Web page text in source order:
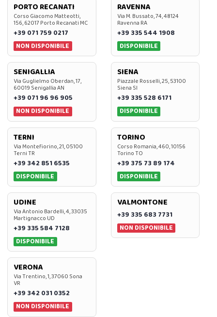
PORTO RECANATI
Corso Giacomo Matteotti,
156, 62017 Porto Recanati MC
+39 071 759 0217
NON DISPONIBILE
RAVENNA
Via M. Bussato, 74, 48124
Ravenna RA
+39 335 544 1908
DISPONIBILE
SENIGALLIA
Via Guglielmo Oberdan, 17,
60019 Senigallia AN
+39 071 96 96 905
NON DISPONIBILE
SIENA
Piazzale Rosselli, 25, 53100
Siena SI
+39 335 528 6171
DISPONIBILE
TERNI
Via Montefiorino, 21, 05100
Terni TR
+39 342 851 6535
DISPONIBILE
TORINO
Corso Romania, 460, 10156
Torino TO
+39 375 73 89 174
DISPONIBILE
UDINE
Via Antonio Bardelli, 4, 33035
Martignacco UD
+39 335 584 7128
DISPONIBILE
VALMONTONE
+39 335 683 7731
NON DISPONIBILE
VERONA
Via Trentino, 1, 37060 Sona
VR
+39 342 031 0352
NON DISPONIBILE